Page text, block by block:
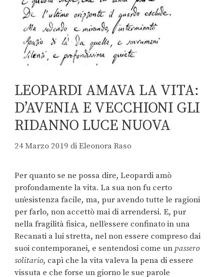
LEOPARDI AMAVA LA VITA:
D’AVENIA E VECCHIONI GLI
RIDANNO LUCE NUOVA
24 Marzo 2019 diEleonora Raso
Per quanto se ne possa dire, Leopardi amò
profondamente la vita. La sua non fu certo
un’esistenza facile, ma, pur avendo tutte le ragioni
per farlo, non accettò mai di arrendersi. E, pur
nella fragilità fisica, nell’essere confinato in una
Recanati a lui stretta, nel non essere compreso dai
suoi contemporanei, e sentendosi come un passero
solitario, capì che la vita valeva la pena di essere
vissuta e che forse un giorno le sue parole